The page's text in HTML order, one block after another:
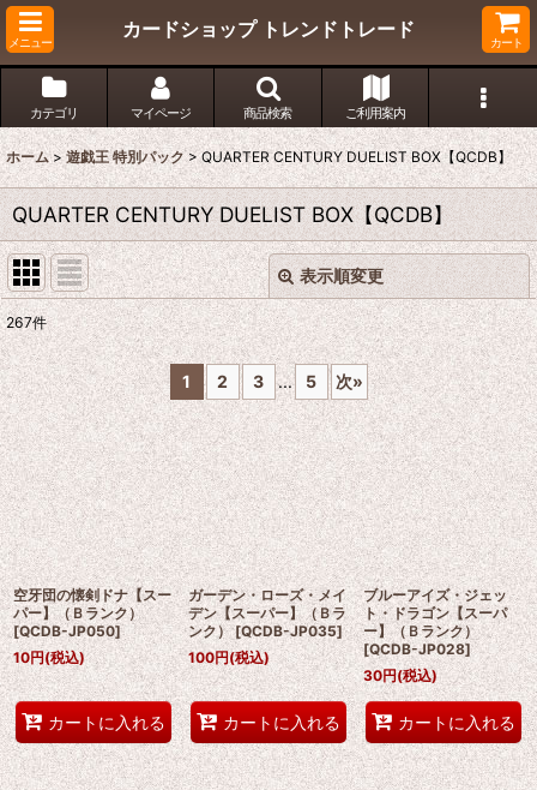
メニュー
カードショップ トレンドトレード
カート
カテゴリ マイページ 商品検索 ご利用案内
ホーム > 遊戯王 特別パック > QUARTER CENTURY DUELIST BOX【QCDB】
QUARTER CENTURY DUELIST BOX【QCDB】
表示順変更
表示数:
在庫あり
並び順:
絞り込む
閉じる
267件
1 2 3 ... 5 次»
空牙団の懐剣ドナ【スー
パー】（Ｂランク）
[QCDB-JP050]
10円(税込)
カートに入れる
ガーデン・ローズ・メイ
デン【スーパー】（Ｂラ
ンク） [QCDB-JP035]
100円(税込)
カートに入れる
ブルーアイズ・ジェッ
ト・ドラゴン【スーパ
ー】（Ｂランク）
[QCDB-JP028]
30円(税込)
カートに入れる